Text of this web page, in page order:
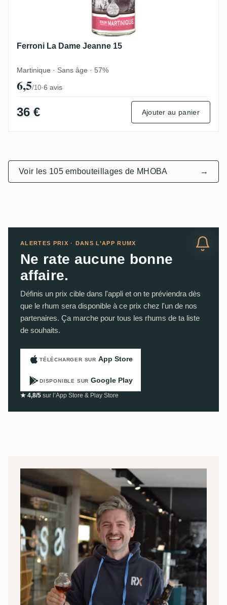
Ferroni La Dame Jeanne 15
Martinique · Sans âge · 57%
6,5/10·6 avis
36 € Ajouter au panier
Voir les 105 embouteillages de MHOBA →
ALERTES PRIX · DANS L’APP RUMX
Ne rate aucune bonne
affaire.
Définis un prix cible dans l'appli et on te préviendra dès
que le rhum sera disponible à ce prix chez l'un de nos
partenaires. Ça marche pour tous les rhums de ta liste
de souhaits.
TÉLÉCHARGER SUR App Store
DISPONIBLE SUR Google Play
★ 4,8/5 sur l’App Store & Play Store